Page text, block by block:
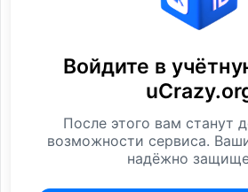
Как вы думаете —
этой
Войдите в
После этого вам станут
возможности сервиса.
надёжно